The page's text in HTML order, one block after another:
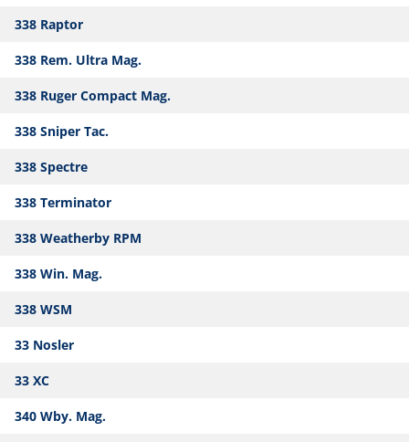
338 Raptor
338 Rem. Ultra Mag.
338 Ruger Compact Mag.
338 Sniper Tac.
338 Spectre
338 Terminator
338 Weatherby RPM
338 Win. Mag.
338 WSM
33 Nosler
33 XC
340 Wby. Mag.